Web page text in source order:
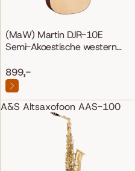
(MaW) Martin DJR-10E
Semi-Akoestische western
899,-
A&S Altsaxofoon AAS-100